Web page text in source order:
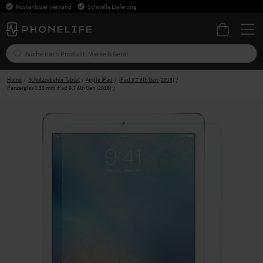
Kostenloser Versand Schnelle Lieferung
Home Schutzzubehör Tablet Apple iPad
iPad 9.7 6th Gen (2018)
Panzerglas 0.33 mm iPad 9.7 6th Gen (2018)